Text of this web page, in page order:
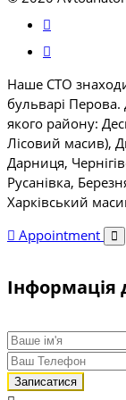
Наше СТО
бульварі Перова.
якого району:
Лісовий масив),
Дарниця,
Русанівка,
Харківський
Appointment
Інформація
Записатися